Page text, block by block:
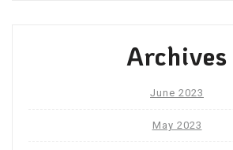
Archives
June 2023
May 2023